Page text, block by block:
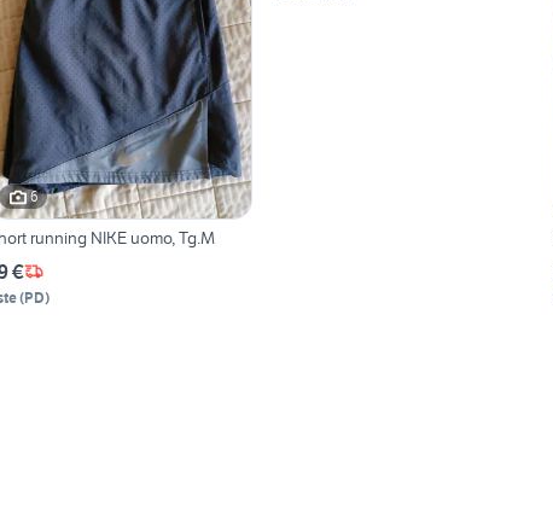
6
running NIKE uomo, Tg.M
€
(PD)